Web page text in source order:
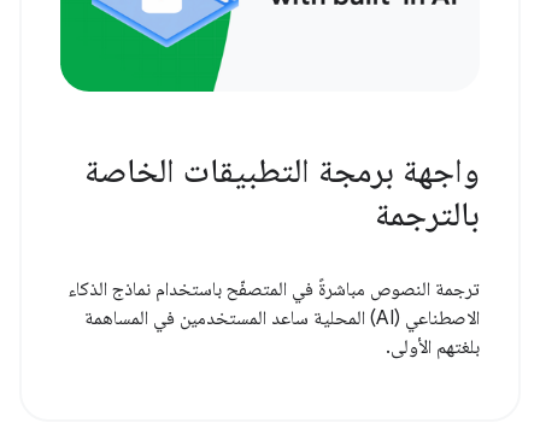
واجهة برمجة التطبيقات الخاصة
بالترجمة
ترجمة النصوص مباشرةً في المتصفّح باستخدام نماذج الذكاء
الاصطناعي (AI) المحلية ساعد المستخدمين في المساهمة
بلغتهم الأولى.